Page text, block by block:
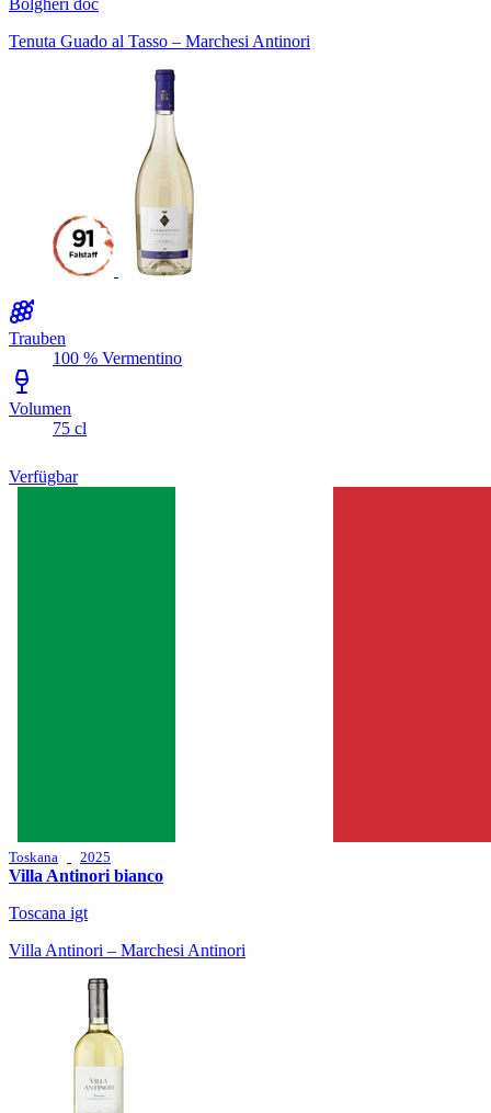
Tenuta Guado al Tasso – Marchesi Antinori
Trauben
100 % Vermentino
Volumen
75 cl
Verfügbar
Toskana 2025
Villa Antinori bianco
Toscana igt
Villa Antinori – Marchesi Antinori